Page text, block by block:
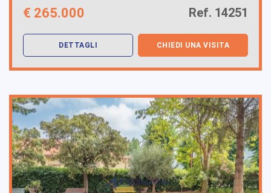
€ 265.000 Ref. 14251
DETTAGLI CHIEDI UNA VISITA